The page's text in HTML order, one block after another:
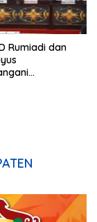
Rumiadi dan